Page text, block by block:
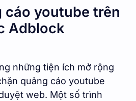
cáo youtube trên
Adblock
những tiện ích mở rộng
quảng cáo youtube
web. Một số trình